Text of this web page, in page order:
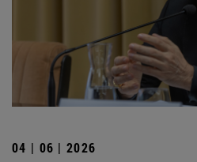
04 | 06 | 2026